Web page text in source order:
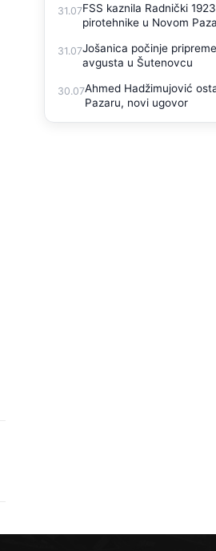
31.07FSS kaznila Radnički
pirotehnike u Novom
31.07Jošanica počinje
avgusta u Šutenovcu
30.07Ahmed Hadžimujović
Pazaru, novi ugovor